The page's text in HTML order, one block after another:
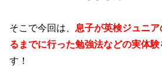
そこで今回は、 息子が英検ジュニ
るまでに行った勉強法などの実体
す！